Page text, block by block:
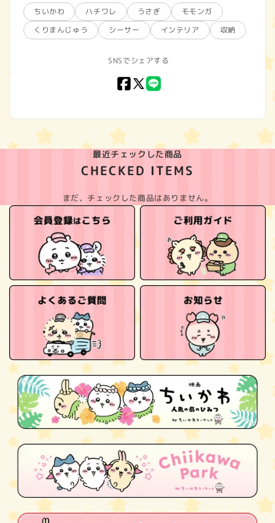
ちいかわ ハチワレ うさぎ
モモンガ
くりまんじゅう
シーサー インテリア 収納
SNSでシェアする
Facebook
X
最近チェックした商品
CHECKED ITEMS
まだ、チェックした商品はありません。